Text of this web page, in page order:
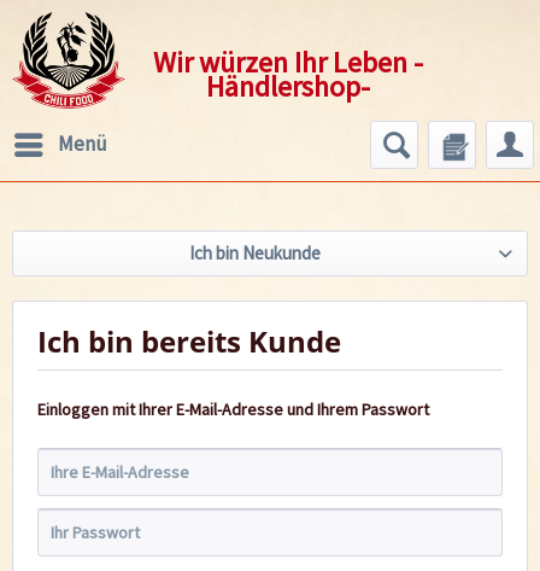
Wir würzen Ihr Leben -
Händlershop-
Menü
Ich bin Neukunde
Ich bin bereits Kunde
Einloggen mit Ihrer E-Mail-Adresse und Ihrem Passwort